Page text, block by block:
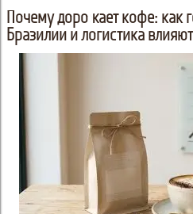
Почему дорожает кофе: как
Бразилии и логистика